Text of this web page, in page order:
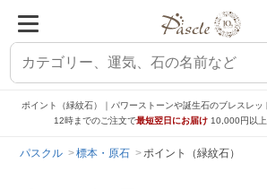
ポイント（緑紋石）｜パワーストーンや誕生石のブレスレッ
12時までのご注文で最短翌日にお届け 10,000円以
パスクル 標本・原石 ポイント（緑紋石）